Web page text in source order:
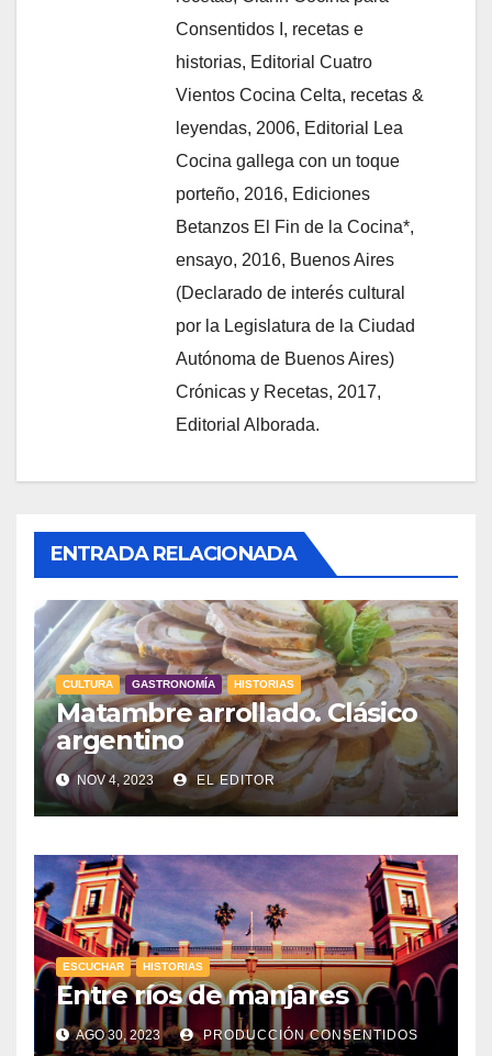
Consentidos I, recetas e
historias, Editorial Cuatro
Vientos Cocina Celta, recetas &
leyendas, 2006, Editorial Lea
Cocina gallega con un toque
porteño, 2016, Ediciones
Betanzos El Fin de la Cocina*,
ensayo, 2016, Buenos Aires
(Declarado de interés cultural
por la Legislatura de la Ciudad
Autónoma de Buenos Aires)
Crónicas y Recetas, 2017,
Editorial Alborada.
ENTRADA RELACIONADA
CULTURA GASTRONOMÍA HISTORIAS
Matambre arrollado. Clásico
argentino
NOV 4, 2023 EL EDITOR
ESCUCHAR HISTORIAS
Entre ríos de manjares
AGO 30, 2023 PRODUCCIÓN CONSENTIDOS